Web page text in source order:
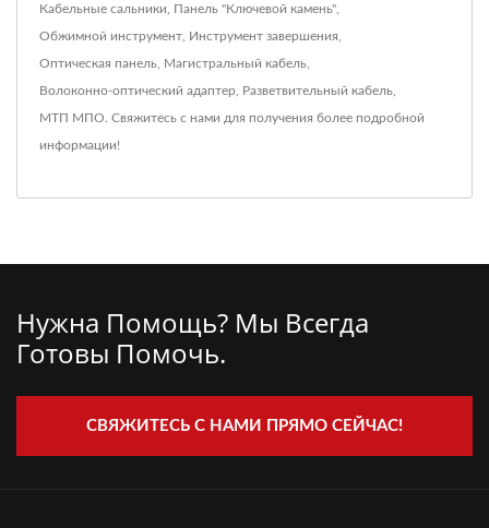
Кабельные сальники Панель "Ключевой камень"
Обжимной инструмент Инструмент завершения
Оптическая панель Магистральный кабель
Волоконно-оптический адаптер Разветвительный кабель
МТП МПО Свяжитесь с нами для получения более подробной
информации!
Нужна Помощь? Мы Всегда
Готовы Помочь.
СВЯЖИТЕСЬ С НАМИ ПРЯМО СЕЙЧАС!